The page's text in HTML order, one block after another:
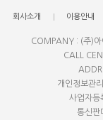
회사소개 이용안내
COMPANY : (주)
CALL
개인정보관
사업자
통신판